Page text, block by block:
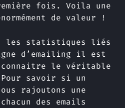
fois. Voila une
de valeur !
les statistiques liés
d’emailing il est
le véritable
savoir si un
rajoutons une
des emails